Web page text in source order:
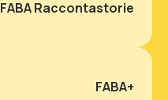
FABA Raccontastorie
FABA+